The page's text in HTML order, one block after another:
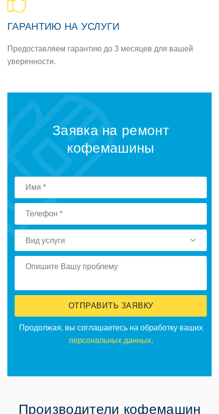
ГАРАНТИЮ НА УСЛУГИ
Предоставляем гарантию до 3 месяцев для вашей
уверенности.
Заявка на ремонт
кофемашины
Вид услуги
ОТПРАВИТЬ ЗАЯВКУ
Продолжая, вы соглашаетесь на обработку ваших
персональных данных.
Производители кофемашин